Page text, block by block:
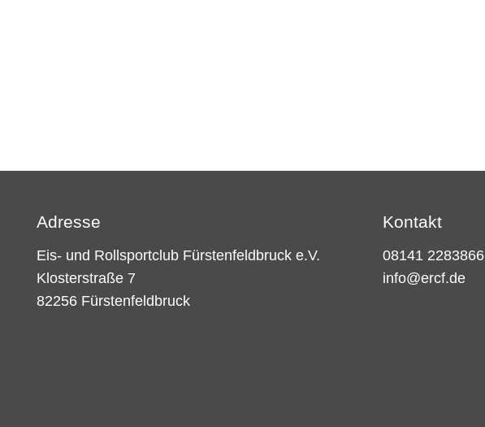
Adresse
Eis- und Rollsportclub Fürstenfeldbruck e.V.
Klosterstraße 7
82256 Fürstenfeldbruck
Kontakt
08141 2283866
info@ercf.de